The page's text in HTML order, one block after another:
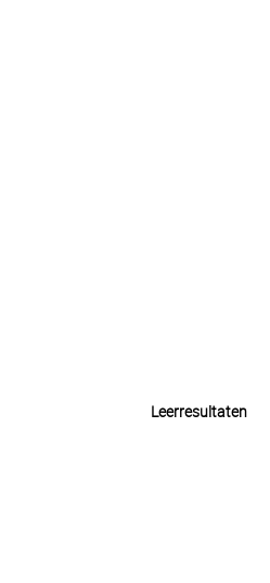
Leerresultaten